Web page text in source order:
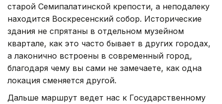
старой Семипалатинской крепости, а неподалеку
находится Воскресенский собор. Исторические
здания не спрятаны в отдельном музейном
квартале, как это часто бывает в других городах,
а лаконично встроены в современный город,
благодаря чему вы сами не замечаете, как одна
локация сменяется другой.
Дальше маршрут ведет нас к Государственному